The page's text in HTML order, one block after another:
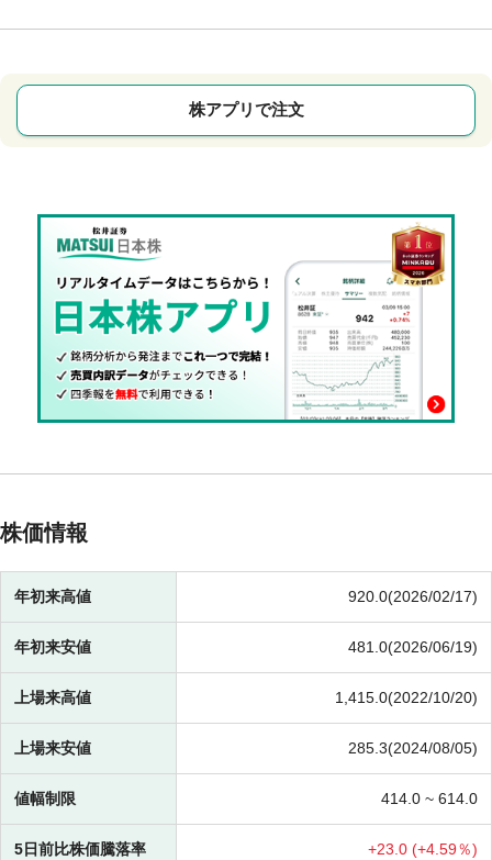
株アプリで注文
株価情報
年初来高値 920.0(2026/02/17)
年初来安値 481.0(2026/06/19)
上場来高値 1,415.0(2022/10/20)
上場来安値 285.3(2024/08/05)
値幅制限 414.0 ~ 614.0
5日前比株価騰落率 +23.0 (+4.59％)